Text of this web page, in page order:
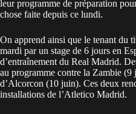
leur programme de préparation
chose faite depuis ce lundi.
On apprend ainsi que le tenant du
mardi par un stage de 6 jours en
d’entraînement du Real Madrid.
au programme contre la Zambie (9
d’Alcorcon (10 juin). Ces deux
installations de l’Atletico Madrid.